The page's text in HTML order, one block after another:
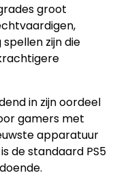
groot
zijn die
in zijn oordeel
gamers met
apparatuur
de standaard PS5